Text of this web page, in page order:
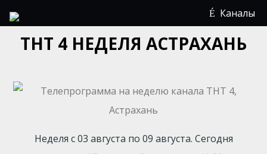
Каналы
ТНТ 4 НЕДЕЛЯ АСТРАХАНЬ
Неделя с 03 августа по 09 августа. Сегодня